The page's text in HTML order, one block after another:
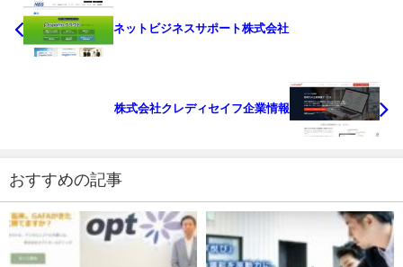
ネットビジネスサポート株式会社
株式会社クレディセイフ企業情報
おすすめの記事